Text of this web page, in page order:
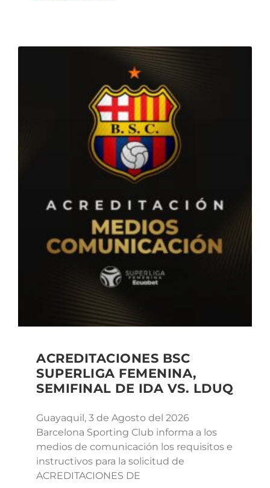
ACREDITACIONES BSC
SUPERLIGA FEMENINA,
SEMIFINAL DE IDA VS. LDUQ
Guayaquil, 3 de Agosto del 2026
Barcelona Sporting Club informa a los
medios de comunicación los requisitos e
instructivos para la solicitud de
ACREDITACIONES DE